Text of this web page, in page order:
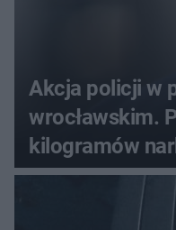
Akcja policji w
wrocławskim.
kilogramów